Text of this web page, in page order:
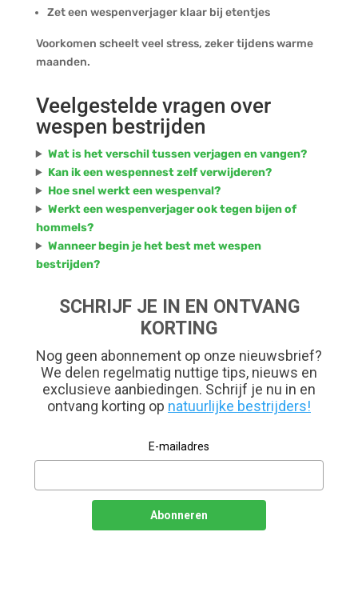
Zet een wespenverjager klaar bij etentjes
Voorkomen scheelt veel stress, zeker tijdens warme
maanden.
Veelgestelde vragen over
wespen bestrijden
Wat is het verschil tussen verjagen en vangen?
Kan ik een wespennest zelf verwijderen?
Hoe snel werkt een wespenval?
Werkt een wespenverjager ook tegen bijen of
hommels?
Wanneer begin je het best met wespen
bestrijden?